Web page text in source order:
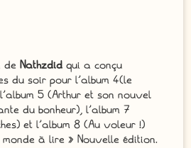
deNathzdid qui a conçu
du soir pour l’album 4(le
5 (Arthur et son nouvel
du bonheur), l’album 7
et l’album 8 (Au voleur !)
à lire » Nouvelle édition.